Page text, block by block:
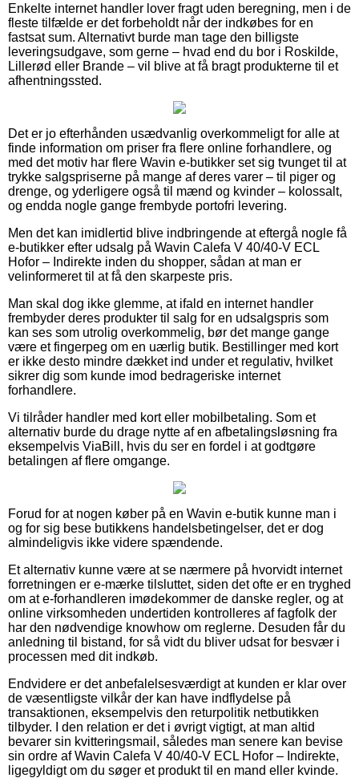
Enkelte internet handler lover fragt uden beregning, men i de
fleste tilfælde er det forbeholdt når der indkøbes for en
fastsat sum. Alternativt burde man tage den billigste
leveringsudgave, som gerne – hvad end du bor i Roskilde,
Lillerød eller Brande – vil blive at få bragt produkterne til et
afhentningssted.
Det er jo efterhånden usædvanlig overkommeligt for alle at
finde information om priser fra flere online forhandlere, og
med det motiv har flere Wavin e-butikker set sig tvunget til at
trykke salgspriserne på mange af deres varer – til piger og
drenge, og yderligere også til mænd og kvinder – kolossalt,
og endda nogle gange frembyde portofri levering.
Men det kan imidlertid blive indbringende at eftergå nogle få
e-butikker efter udsalg på Wavin Calefa V 40/40-V ECL
Hofor – Indirekte inden du shopper, sådan at man er
velinformeret til at få den skarpeste pris.
Man skal dog ikke glemme, at ifald en internet handler
frembyder deres produkter til salg for en udsalgspris som
kan ses som utrolig overkommelig, bør det mange gange
være et fingerpeg om en uærlig butik. Bestillinger med kort
er ikke desto mindre dækket ind under et regulativ, hvilket
sikrer dig som kunde imod bedrageriske internet
forhandlere.
Vi tilråder handler med kort eller mobilbetaling. Som et
alternativ burde du drage nytte af en afbetalingsløsning fra
eksempelvis ViaBill, hvis du ser en fordel i at godtgøre
betalingen af flere omgange.
Forud for at nogen køber på en Wavin e-butik kunne man i
og for sig bese butikkens handelsbetingelser, det er dog
almindeligvis ikke videre spændende.
Et alternativ kunne være at se nærmere på hvorvidt internet
forretningen er e-mærke tilsluttet, siden det ofte er en tryghed
om at e-forhandleren imødekommer de danske regler, og at
online virksomheden undertiden kontrolleres af fagfolk der
har den nødvendige knowhow om reglerne. Desuden får du
anledning til bistand, for så vidt du bliver udsat for besvær i
processen med dit indkøb.
Endvidere er det anbefalelsesværdigt at kunden er klar over
de væsentligste vilkår der kan have indflydelse på
transaktionen, eksempelvis den returpolitik netbutikken
tilbyder. I den relation er det i øvrigt vigtigt, at man altid
bevarer sin kvitteringsmail, således man senere kan bevise
sin ordre af Wavin Calefa V 40/40-V ECL Hofor – Indirekte,
ligegyldigt om du søger et produkt til en mand eller kvinde.